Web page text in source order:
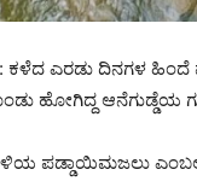
ಎರಡು ದಿನಗಳ ಹಿಂದೆ
ಹೋಗಿದ್ದ ಆನೆಗುಡ್ಡೆಯ
ಪಡ್ಡಾಯಿಮಜಲು